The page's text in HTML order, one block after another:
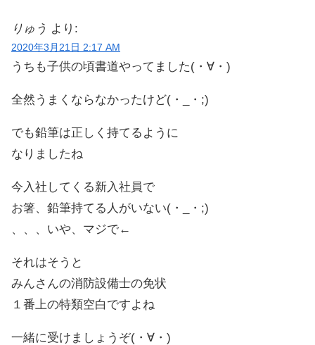
りゅう より:
2020年3月21日 2:17 AM
うちも子供の頃書道やってました(・∀・)
全然うまくならなかったけど(・_・;)
でも鉛筆は正しく持てるように
なりましたね
今入社してくる新入社員で
お箸、鉛筆持てる人がいない(・_・;)
、、、いや、マジで←
それはそうと
みんさんの消防設備士の免状
１番上の特類空白ですよね
一緒に受けましょうぞ(・∀・)